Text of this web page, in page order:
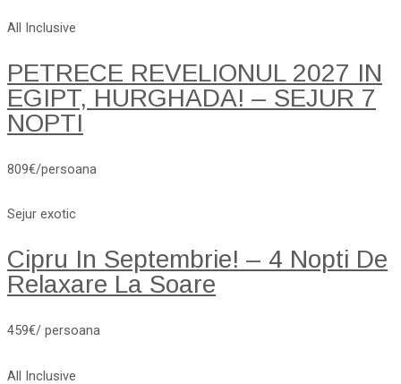
All Inclusive
PETRECE REVELIONUL 2027 IN
EGIPT, HURGHADA! – SEJUR 7
NOPTI
809€/persoana
Sejur exotic
Cipru In Septembrie! – 4 Nopti De
Relaxare La Soare
459€/ persoana
All Inclusive